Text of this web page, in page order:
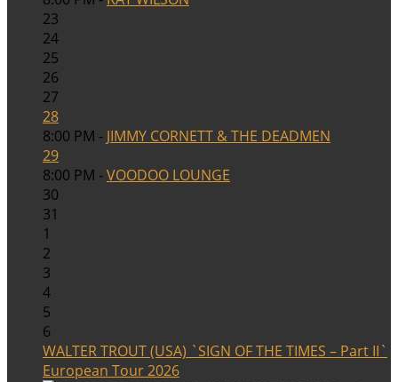
23
24
25
26
27
28
8:00 PM - JIMMY CORNETT & THE DEADMEN
29
8:00 PM -VOODOO LOUNGE
30
31
1
2
3
4
5
6
WALTER TROUT (USA) `SIGN OF THE TIMES – Part II`
European Tour 2026